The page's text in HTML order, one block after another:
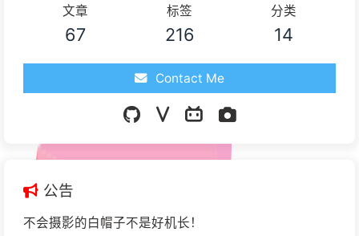
文章
67
标签
216
分类
14
Contact Me
公告
不会摄影的白帽子不是好机长！